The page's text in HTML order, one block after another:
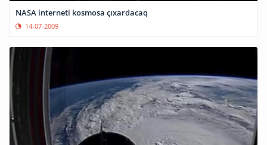
NASA interneti kosmosa çıxardacaq
14-07-2009